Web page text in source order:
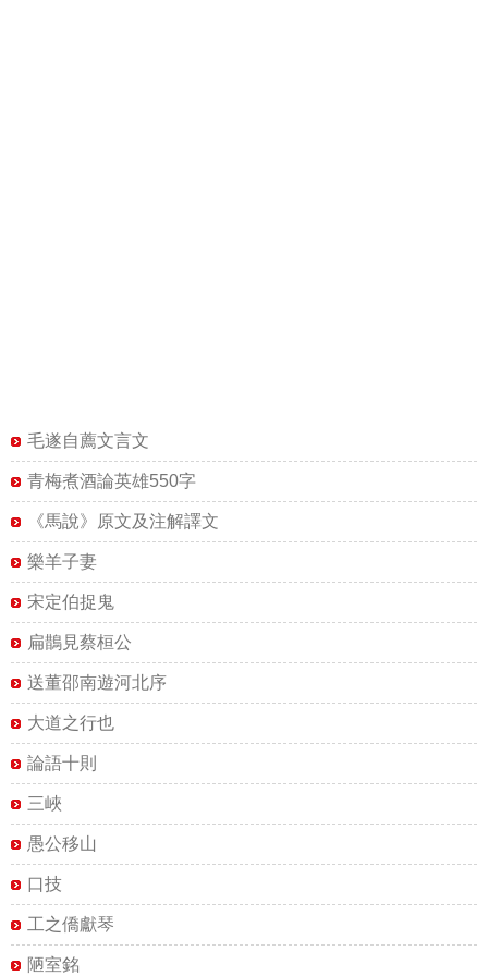
毛遂自薦文言文
青梅煮酒論英雄550字
《馬說》原文及注解譯文
樂羊子妻
宋定伯捉鬼
扁鵲見蔡桓公
送董邵南遊河北序
大道之行也
論語十則
三峽
愚公移山
口技
工之僑獻琴
陋室銘